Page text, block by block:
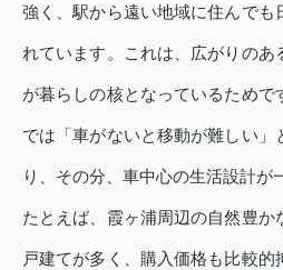
強く、駅から遠い地域に住んでも
れています。これは、広がりの
が暮らしの核となっているためで
では「車がないと移動が難しい」
り、その分、車中心の生活設計が
たとえば、霞ヶ浦周辺の自然豊か
戸建てが多く、購入価格も比較